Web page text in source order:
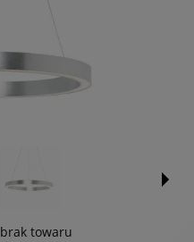
brak towaru